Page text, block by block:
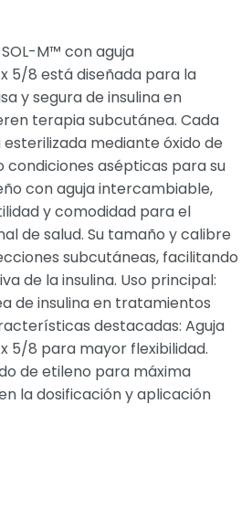
M™ con aguja
5/8 está diseñada para la
y segura de insulina en
terapia subcutánea. Cada
mediante óxido de
condiciones asépticas para su
con aguja intercambiable,
y comodidad para el
de salud. Su tamaño y calibre
subcutáneas, facilitando
de la insulina. Uso principal:
de insulina en tratamientos
destacadas: Aguja
5/8 para mayor flexibilidad.
de etileno para máxima
la dosificación y aplicación